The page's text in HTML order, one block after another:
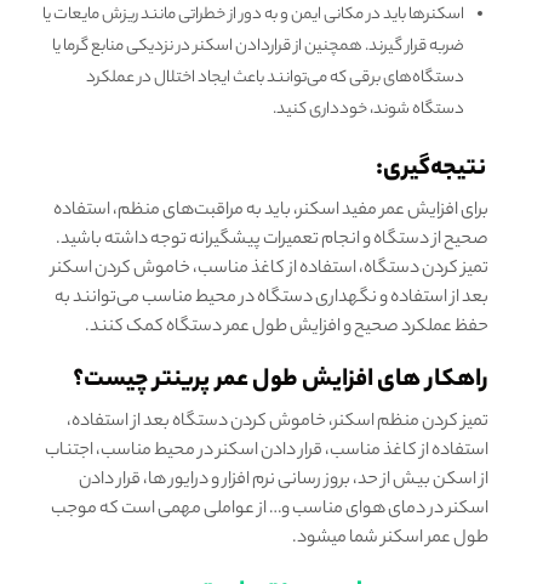
اسکنرها باید در مکانی ایمن و به دور از خطراتی مانند ریزش مایعات یا
ضربه قرار گیرند. همچنین از قراردادن اسکنر در نزدیکی منابع گرما یا
دستگاه‌های برقی که می‌توانند باعث ایجاد اختلال در عملکرد
دستگاه شوند، خودداری کنید.
نتیجه‌گیری:
برای افزایش عمر مفید اسکنر، باید به مراقبت‌های منظم، استفاده
صحیح از دستگاه و انجام تعمیرات پیشگیرانه توجه داشته باشید.
تمیز کردن دستگاه، استفاده از کاغذ مناسب، خاموش کردن اسکنر
بعد از استفاده و نگهداری دستگاه در محیط مناسب می‌توانند به
حفظ عملکرد صحیح و افزایش طول عمر دستگاه کمک کنند.
راهکار های افزایش طول عمر پرینتر چیست؟
تمیز کردن منظم اسکنر، خاموش کردن دستگاه بعد از استفاده،
استفاده از کاغذ مناسب، قرار دادن اسکنر در محیط مناسب، اجتناب
از اسکن بیش از حد، بروز رسانی نرم افزار و درایور ها، قرار دادن
اسکنر در دمای هوای مناسب و… از عواملی مهمی است که موجب
طول عمر اسکنر شما میشود.